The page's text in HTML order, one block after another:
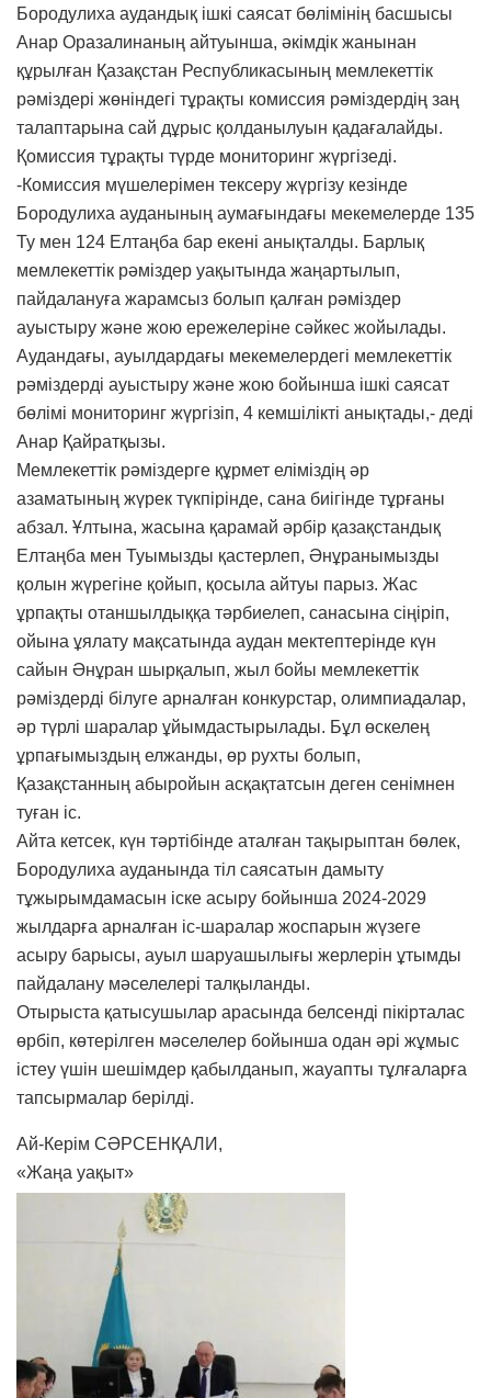
Бородулиха аудандық ішкі саясат бөлімінің басшысы
Анар Оразалинаның айтуынша, әкімдік жанынан
құрылған Қазақстан Республикасының мемлекеттік
рәміздері жөніндегі тұрақты комиссия рәміздердің заң
талаптарына сай дұрыс қолданылуын қадағалайды.
Қомиссия тұрақты түрде мониторинг жүргізеді.
-Комиссия мүшелерімен тексеру жүргізу кезінде
Бородулиха ауданының аумағындағы мекемелерде 135
Ту мен 124 Елтаңба бар екені анықталды. Барлық
мемлекеттік рәміздер уақытында жаңартылып,
пайдалануға жарамсыз болып қалған рәміздер
ауыстыру және жою ережелеріне сәйкес жойылады.
Аудандағы, ауылдардағы мекемелердегі мемлекеттік
рәміздерді ауыстыру және жою бойынша ішкі саясат
бөлімі мониторинг жүргізіп, 4 кемшілікті анықтады,- деді
Анар Қайратқызы.
Мемлекеттік рәміздерге құрмет еліміздің әр
азаматының жүрек түкпірінде, сана биігінде тұрғаны
абзал. Ұлтына, жасына қарамай әрбір қазақстандық
Елтаңба мен Туымызды қастерлеп, Әнұранымызды
қолын жүрегіне қойып, қосыла айтуы парыз. Жас
ұрпақты отаншылдыққа тәрбиелеп, санасына сіңіріп,
ойына ұялату мақсатында аудан мектептерінде күн
сайын Әнұран шырқалып, жыл бойы мемлекеттік
рәміздерді білуге арналған конкурстар, олимпиадалар,
әр түрлі шаралар ұйымдастырылады. Бұл өскелең
ұрпағымыздың елжанды, өр рухты болып,
Қазақстанның абыройын асқақтатсын деген сенімнен
туған іс.
Айта кетсек, күн тәртібінде аталған тақырыптан бөлек,
Бородулиха ауданында тіл саясатын дамыту
тұжырымдамасын іске асыру бойынша 2024-2029
жылдарға арналған іс-шаралар жоспарын жүзеге
асыру барысы, ауыл шаруашылығы жерлерін ұтымды
пайдалану мәселелері талқыланды.
Отырыста қатысушылар арасында белсенді пікірталас
өрбіп, көтерілген мәселелер бойынша одан әрі жұмыс
істеу үшін шешімдер қабылданып, жауапты тұлғаларға
тапсырмалар берілді.
Ай-Керім СӘРСЕНҚАЛИ,
«Жаңа уақыт»